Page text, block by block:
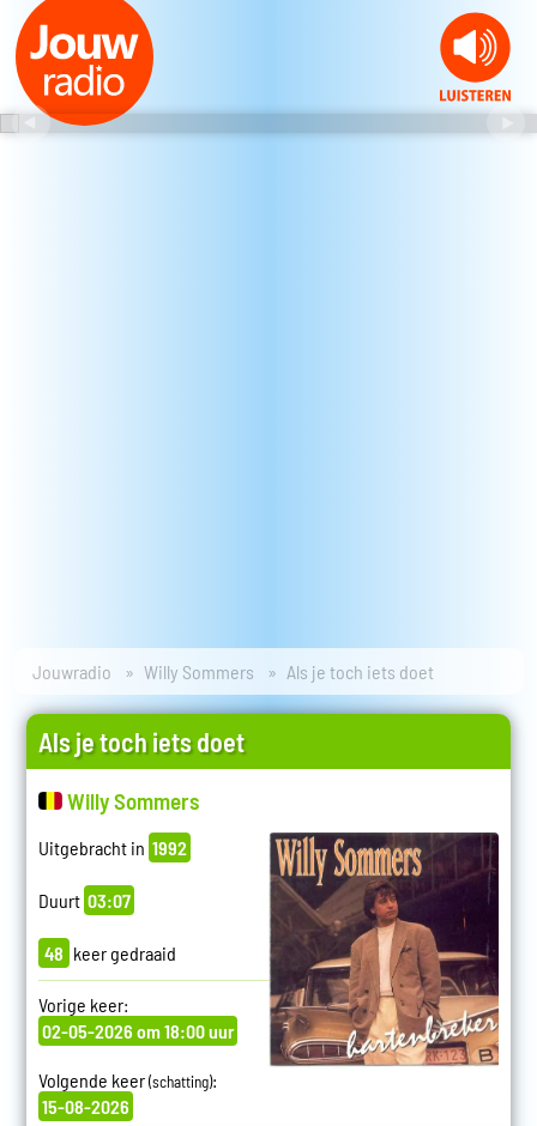
Jouwradio Willy Sommers Als je toch iets doet
Als je toch iets doet
Willy Sommers
Uitgebracht in 1992
Duurt 03:07
48 keer gedraaid
Vorige keer:
02-05-2026 om 18:00 uur
Volgende keer(schatting):
15-08-2026